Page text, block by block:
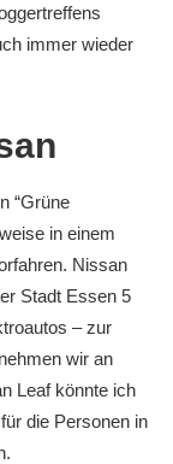
immer wieder
“Grüne
in einem
Nissan
Stadt Essen 5
– zur
wir an
Leaf könnte ich
die Personen in